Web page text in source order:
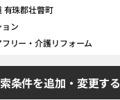
有珠郡壮瞥町
ン
リー・介護リフォーム
条件を追加・変更する